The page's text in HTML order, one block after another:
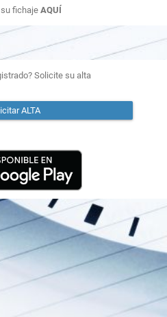
fichaje AQUÍ
Solicite su alta
ALTA